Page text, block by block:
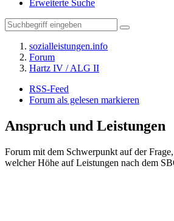
Erweiterte Suche
sozialleistungen.info
Forum
Hartz IV / ALG II
RSS-Feed
Forum als gelesen markieren
Anspruch und Leistungen
Forum mit dem Schwerpunkt auf der
welcher Höhe auf Leistungen nach dem